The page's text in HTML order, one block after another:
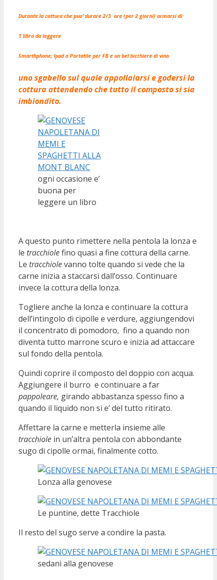
Durante la cottura che puo’ durare 2/3 ore (per 2 giorni) armarsi di:
1 libro da leggere
Smarthphone, Ipad o Portatile per FB e un bel bicchiere di vino
uno sgabello sul quale appollaiarsi e godersi la
cottura attendendo che tutto il composto si sia
imbiondito.
ogni occasione e’
buona per
leggere un libro
A questo punto rimettere nella pentola la lonza e
le tracchiolefino quasi a fine cottura della carne.
Le tracchiolevanno tolte quando si vede che la
carne inizia a staccarsi dall’osso. Continuare
invece la cottura della lonza.
Togliere anche la lonza e continuare la cottura
dell’intingolo di cipolle e verdure, aggiungendovi
il concentrato di pomodoro, fino a quando non
diventa tutto marrone scuro e inizia ad attaccare
sul fondo della pentola.
Quindi coprire il composto del doppio con acqua.
Aggiungere il burro e continuare a far
pappoleare, girando abbastanza spesso fino a
quando il liquido non si e’ del tutto ritirato.
Affettare la carne e metterla insieme alle
tracchiole in un’altra pentola con abbondante
sugo di cipolle ormai, finalmente cotto.
Lonza alla genovese
Le puntine, dette Tracchiole
Il resto del sugo serve a condire la pasta.
sedani alla genovese